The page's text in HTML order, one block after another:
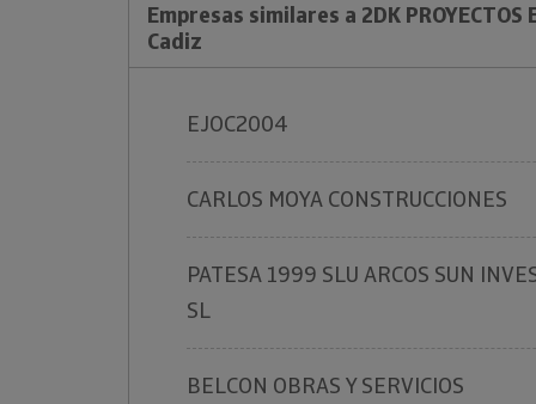
Empresas similares a 2DK PROYECTOS
Cadiz
EJOC2004
CARLOS MOYA CONSTRUCCIONES
PATESA 1999 SLU ARCOS SUN
SL
BELCON OBRAS Y SERVICIOS